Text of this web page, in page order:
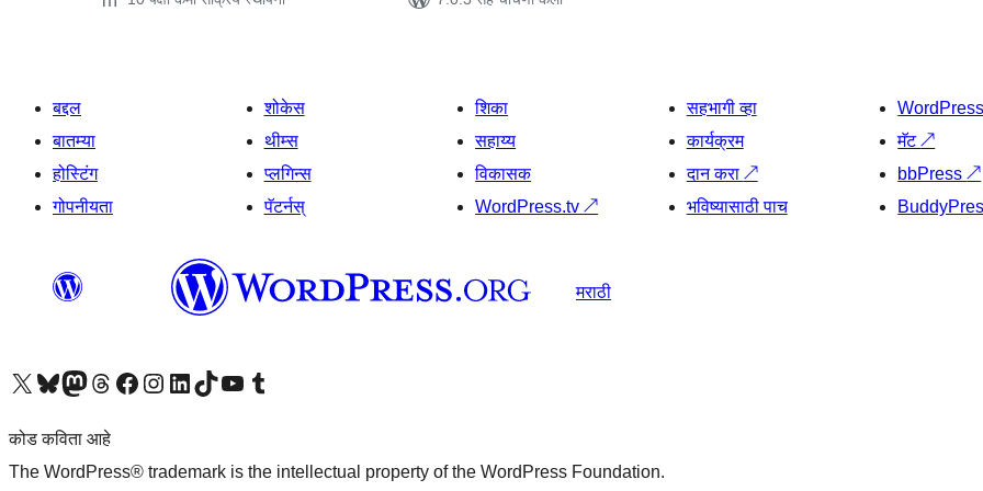
बद्दल
बातम्या
होस्टिंग
गोपनीयता
शोकेस
थीम्स
प्लगिन्स
पॅटर्नस्
शिका
सहाय्य
विकासक
WordPress.tv↗
सहभागी व्हा
कार्यक्रम
दान करा ↗
भविष्यासाठी पाच
मॅट↗
bbPress↗
मराठी
आमच्या X (एक्स) (पूर्वीचे ट्विटर) खात्याला भेट द्या आमच्या ब्लूस्की खात्याला भेट द्या.आमच्या Mastodon खात्याला भेट द्या.आमच्या थ्रेड्स खात्याला भेट द्या. आमच्या फेसबुक पेजला भेट द्या आमच्या इंस्टाग्राम खात्याला भेट द्या आमच्या लिंक्डइन खात्याला भेट द्या आमच्या टिकटॉक अकाउंटला भेट द्या.आमच्या यूट्यूब चॅनेलला भेट द्या आमच्या टंबलर खात्याला भेट द्या.
कोड कविता आहे
The WordPress® trademark is the intellectual property of the WordPress Foundation.